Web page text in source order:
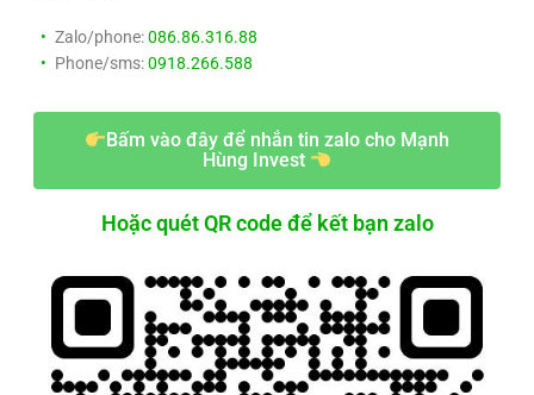
Zalo/phone:086.86.316.88
Phone/sms:0918.266.588
Bấm vào đây để nhắn tin zalo cho Mạnh
Hùng Invest
Hoặc quét QR code để kết bạn zalo